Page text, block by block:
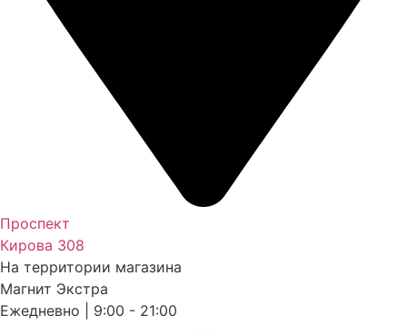
Проспект
Кирова 308
На территории магазина
Магнит Экстра
Ежедневно | 9:00 - 21:00